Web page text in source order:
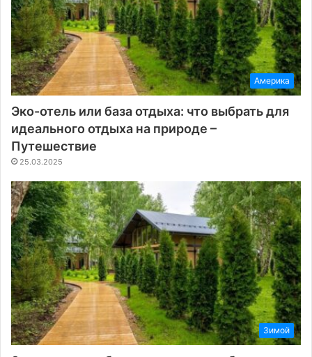
Америка
Эко-отель или база отдыха: что выбрать для
идеального отдыха на природе –
Путешествие
25.03.2025
Зимой